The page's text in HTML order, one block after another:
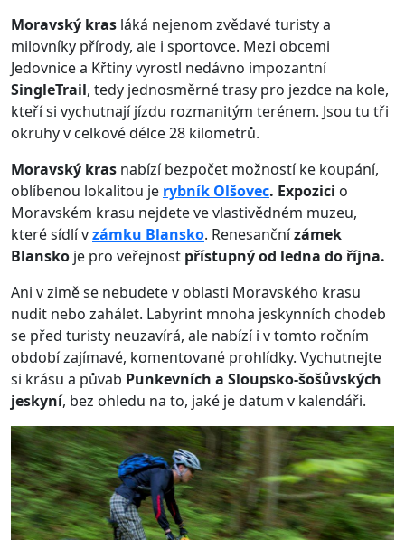
Moravský kras láká nejenom zvědavé turisty a
milovníky přírody, ale i sportovce. Mezi obcemi
Jedovnice a Křtiny vyrostl nedávno impozantní
SingleTrail, tedy jednosměrné trasy pro jezdce na kole,
kteří si vychutnají jízdu rozmanitým terénem. Jsou tu tři
okruhy v celkové délce 28 kilometrů.
Moravský kras nabízí bezpočet možností ke koupání,
oblíbenou lokalitou je rybník Olšovec. Expozici o
Moravském krasu nejdete ve vlastivědném muzeu,
které sídlí vzámku Blansko. Renesančnízámek
Blansko je pro veřejnost přístupný od ledna do října.
Ani v zimě se nebudete v oblasti Moravského krasu
nudit nebo zahálet. Labyrint mnoha jeskynních chodeb
se před turisty neuzavírá, ale nabízí i v tomto ročním
období zajímavé, komentované prohlídky. Vychutnejte
si krásu a půvab Punkevních a Sloupsko-šošůvských
jeskyní, bez ohledu na to, jaké je datum v kalendáři.